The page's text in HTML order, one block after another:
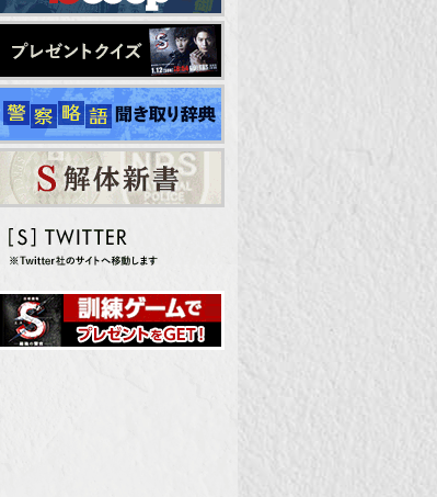
2014.03.09
最終回あらすじ UP！
新垣結衣さんレギュラー出演決
定！
2014.02.16
オリジナルグッズが続々登場！
2014.01.26
2014.01.26
公式モバイルサイト情報
2014.01.06
映画化決定！